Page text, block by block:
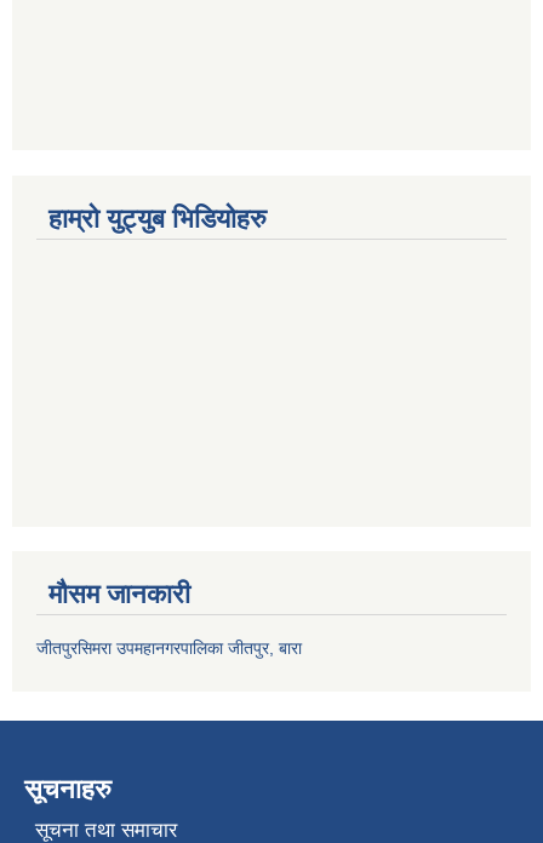
हाम्रो युट्युब भिडियोहरु
मौसम जानकारी
जीतपुरसिमरा उपमहानगरपालिका जीतपुर, बारा
सूचनाहरु
सूचना तथा समाचार